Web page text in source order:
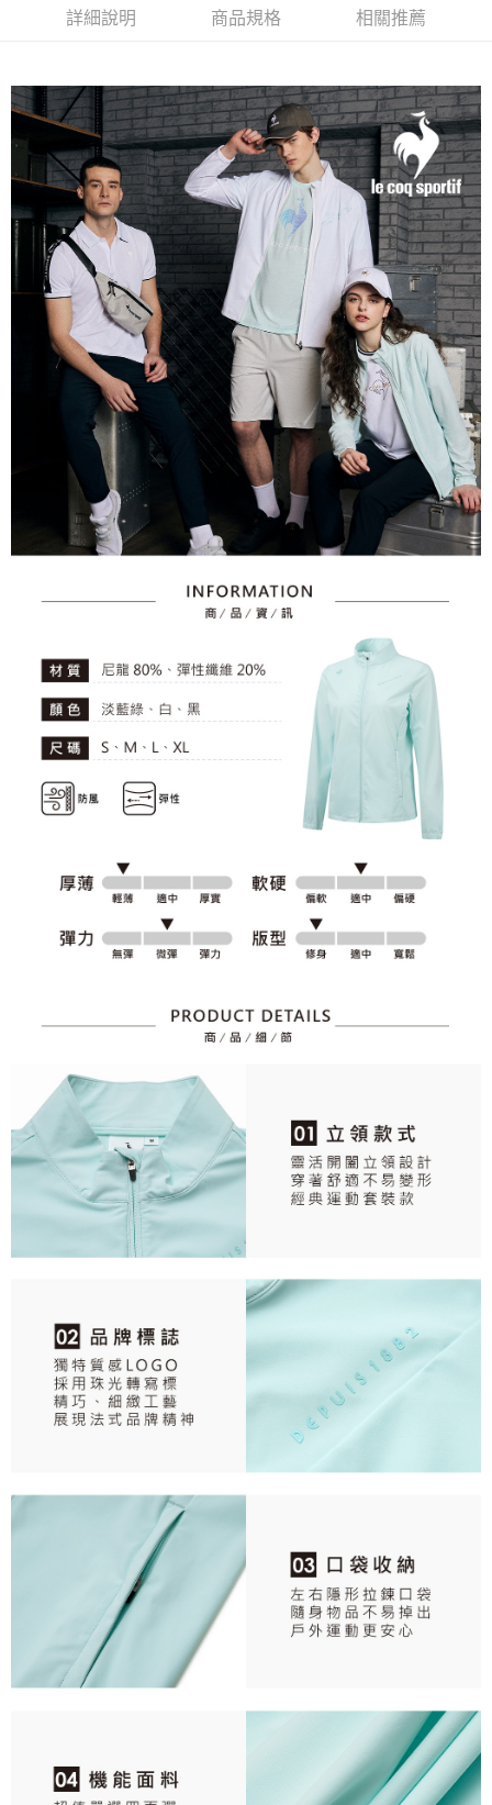
成交易。
法說明評估內容。
【繳款方式說明】
1.分期款項不併入電信帳單，「大哥付你分期」於每月結算日後寄送繳費提
醒簡訊。
2.透過簡訊連結打開帳單後，可選擇「超商條碼／台灣大直營門市／銀行轉
帳／街口支付／iPASS MONEY」等通路繳費。
【注意事項】
1.本服務係由「台灣大哥大股份有限公司」（以下簡稱本公司）所提供，讓
用戶於交易時，得透過本服務購買商品或服務，並由商店將買賣／分期付款
買賣價金債權讓與本公司後，依約使用本公司帳單繳交帳款。
2.基於同意付款使用「大哥付你分期」之契約關係目的，商店將以您的個人
資料（包含姓名、電話或地址）提供予台灣大哥大進項蒐集、處理及利用，
由本公司與您本人進行分期帳單所需資料之確認、核對及更正。
3.完整用戶服務條款，請詳閱以下連結：https://oppay.tw/userRule
【關於「AFTEE先享後付」】
AFTEE先享後付是「在收到商品之後才付款」的支付方式。 讓您購物簡單
２．便利：只要手機號碼，簡訊認證，即可結帳。
３．安心：先確認商品／服務後，再付款。
【「AFTEE先享後付」結帳流程】
１．於結帳方式選擇「AFTEE先享後付」後，將跳轉至「AFTEE先享後付」
結帳頁面，進行簡訊認證並確認金額後，即可完成結帳。
２．訂單成立數日內，您將收到繳費通知簡訊。
３．收到繳費通知簡訊後14天內，點擊此簡訊中的連結，可透過四大超商／
ATM／網路銀行／等多元方式進行付款，方視為交易完成。
※ 請注意：結帳手續完成當下不需立刻繳費，但若您需要取消訂單，請聯絡
購買商品的店家。未經商家同意取消之訂單仍視為有效，需透過AFTEE先享
後付繳納相關費用。
※ 交易是否成功請以「AFTEE先享後付 」之結帳頁面顯示為準，若有關於
是否繳費成功／繳費後需取消欲退款等相關疑問，請聯繫「AFTEE先享後付
客戶支援中心」
https://netprotections.freshdesk.com/support/home
１．透過由恩沛科技股份有限公司提供之「AFTEE先享後付」服務完成之交
易，需依本服務之必要範圍內提供個人資料，並將交易相關給付款項請求債
權轉讓予恩沛科技股份有限公司。
２．關於個人資料處理事宜，請瀏覽以下網址：
https://aftee.tw/terms/#terms3
３．未成年的使用者請事先徵得法定代理人或監護人之同意方可使用
「AFTEE先享後付」，若未經同意申辦者引起之損失，本公司不負相關責
４．使用「AFTEE先享後付」時，將依據個別帳號之用戶狀況，依本公司即
時審查核予不同之上限額度；若仍有額度不足之情形，本公司將視審查結果
５．嚴禁一人註冊多個帳號或使用他人資訊註冊。若發現惡意使用之情形，
恩沛科技股份有限公司將有權停止該用戶之使用額度並採取法律行動。
ATM付款
全家取貨付款
付款後全家取貨
免運費
萊爾富取貨付款
免運費
付款後萊爾富取貨
免運費
7-11取貨付款
付款後7-11取貨
離島宅配
詳細說明 商品規格 相關推薦